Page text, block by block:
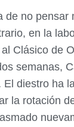
de no
en la
Clásico de
semanas,
diestro ha
la rotación